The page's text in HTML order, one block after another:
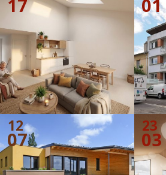
EXTENSION
17 01
12
07
23
03